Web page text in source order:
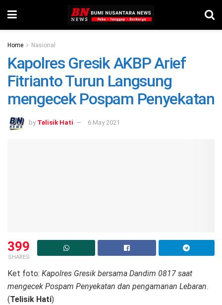
Home Nasional
Kapolres Gresik AKBP Arief
Fitrianto Turun Langsung
mengecek Pospam Penyekatan
by Telisik Hati 6 May 2021
399
SHARES
Ket foto: Kapolres Gresik bersama Dandim 0817 saat
mengecek Pospam Penyekatan dan pengamanan Lebaran.
(Telisik Hati)